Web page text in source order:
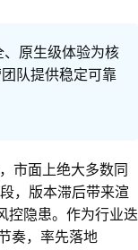
原生级体验为核
队提供稳定可靠
市面上绝大多数同
，版本滞后带来渲
控隐患。作为行业迭
奏，率先落地